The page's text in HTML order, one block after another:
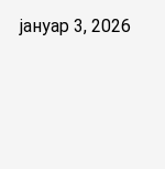
јануар 3, 2026